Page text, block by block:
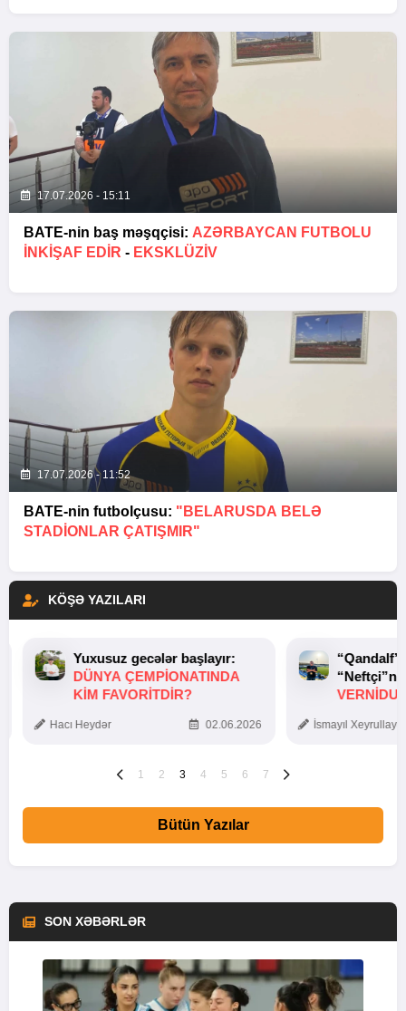
17.07.2026 - 15:11
BATE-nin baş məşqçisi: AZƏRBAYCAN FUTBOLU
INKIŞAF EDIR - EKSKLÜZİV
17.07.2026 - 11:52
BATE-nin futbolçusu: "BELARUSDA BELƏ
STADIONLAR ÇATIŞMIR"
KÖŞƏ YAZILARI
Yuxusuz gecələr başlayır:
DÜNYA ÇEMPIONATINDA
KIM FAVORITDIR?
Hacı Heydər 02.06.2026 İsmayıl
1 2 3 4 5 6 7
Bütün Yazılar
SON XƏBƏRLƏR